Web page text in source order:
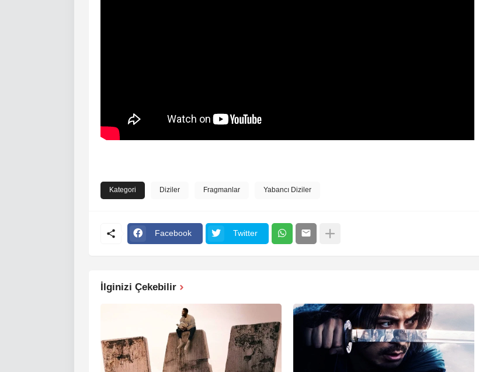
Kategori Diziler Fragmanlar Yabancı Diziler
Facebook Twitter
İlginizi Çekebilir